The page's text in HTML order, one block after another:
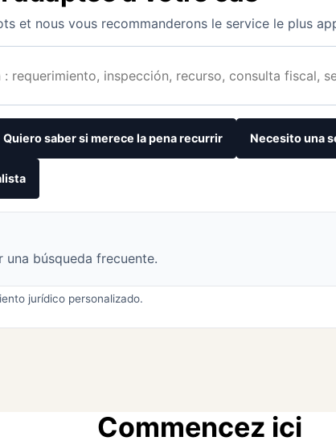
et nous vous recommanderons le service le plus
Quiero saber si merece la pena recurrir Necesito una
búsqueda frecuente.
jurídico personalizado.
Commencez ici